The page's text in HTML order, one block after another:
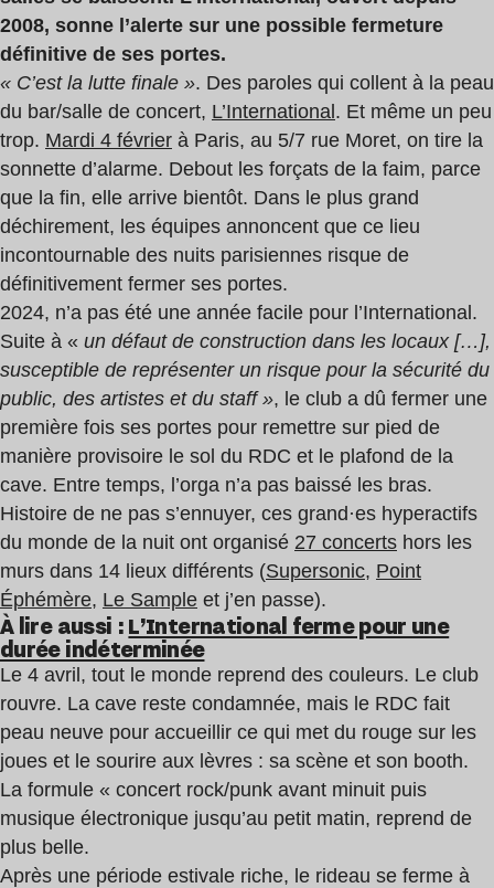
2008, sonne l’alerte sur une possible fermeture
définitive de ses portes.
« C’est la lutte finale ». Des paroles qui collent à la peau
du bar/salle de concert, L’International. Et même un peu
trop. Mardi 4 février à Paris, au 5/7 rue Moret, on tire la
sonnette d’alarme. Debout les forçats de la faim, parce
que la fin, elle arrive bientôt. Dans le plus grand
déchirement, les équipes annoncent que ce lieu
incontournable des nuits parisiennes risque de
définitivement fermer ses portes.
2024, n’a pas été une année facile pour l’International.
Suite à « un défaut de construction dans les locaux […],
susceptible de représenter un risque pour la sécurité du
public, des artistes et du staff », le club a dû fermer une
première fois ses portes pour remettre sur pied de
manière provisoire le sol du RDC et le plafond de la
cave. Entre temps, l’orga n’a pas baissé les bras.
Histoire de ne pas s’ennuyer, ces grand·es hyperactifs
du monde de la nuit ont organisé 27 concerts hors les
murs dans 14 lieux différents (Supersonic, Point
Éphémère, Le Sample et j’en passe).
À lire aussi :L’International ferme pour une
durée indéterminée
Le 4 avril, tout le monde reprend des couleurs. Le club
rouvre. La cave reste condamnée, mais le RDC fait
peau neuve pour accueillir ce qui met du rouge sur les
joues et le sourire aux lèvres : sa scène et son booth.
La formule « concert rock/punk avant minuit puis
musique électronique jusqu’au petit matin, reprend de
plus belle.
Après une période estivale riche, le rideau se ferme à